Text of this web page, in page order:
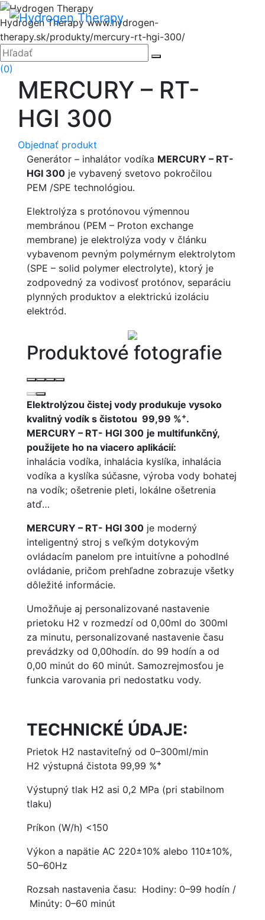
Hore
Hydrogen Therapywww.hydrogen-
therapy.sk/produkty/mercury-rt-hgi-300/
Zatvoriť
Hľadať:
(0)
MERCURY – RT-
HGI 300
Objednať produkt
Generátor – inhalátor vodíka MERCURY – RT-
HGI 300 je vybavený svetovo pokročilou
PEM /SPE technológiou.
Elektrolýza s protónovou výmennou
membránou (PEM – Proton exchange
membrane) je elektrolýza vody v článku
vybavenom pevným polymérnym elektrolytom
(SPE – solid polymer electrolyte), ktorý je
zodpovedný za vodivosť protónov, separáciu
plynných produktov a elektrickú izoláciu
elektród.
Produktové fotografie
Elektrolýzou čistej vody produkuje vysoko
kvalitný vodík s čistotou 99,99 %+.
MERCURY – RT- HGI 300 je multifunkčný,
použijete ho na viacero aplikácií:
inhalácia vodíka, inhalácia kyslíka, inhalácia
vodíka a kyslíka súčasne, výroba vody bohatej
na vodík; ošetrenie pleti, lokálne ošetrenia
atď…
MERCURY – RT- HGI 300 je moderný
inteligentný stroj s veľkým dotykovým
ovládacím panelom pre intuitívne a pohodlné
ovládanie, pričom prehľadne zobrazuje všetky
dôležité informácie.
Umožňuje aj personalizované nastavenie
prietoku H2 v rozmedzí od 0,00ml do 300ml
za minutu, personalizované nastavenie času
prevádzky od 0,00hodín. do 99 hodín a od
0,00 minút do 60 minút. Samozrejmosťou je
funkcia varovania pri nedostatku vody.
TECHNICKÉ ÚDAJE:
Prietok H2 nastaviteľný od 0–300ml/min
H2 výstupná čistota 99,99 %+
Výstupný tlak H2 asi 0,2 MPa (pri stabilnom
tlaku)
Príkon (W/h) <150
Výkon a napätie AC 220±10% alebo 110±10%,
50–60Hz
Rozsah nastavenia času: Hodiny: 0–99 hodín /
Minúty: 0–60 minút